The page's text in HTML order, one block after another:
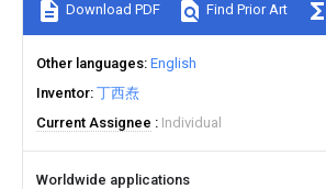
Download PDF Find Prior Art
Other languages English
Inventor 丁西焘
Current Assignee
Individual
Worldwide applications